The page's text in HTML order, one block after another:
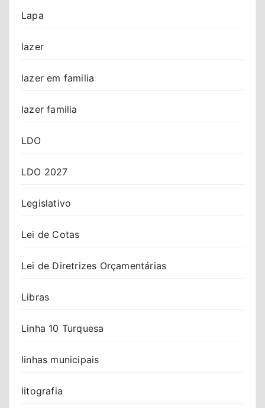
Lapa
lazer
lazer em familia
lazer familia
LDO
LDO 2027
Legislativo
Lei de Cotas
Lei de Diretrizes Orçamentárias
Libras
Linha 10 Turquesa
linhas municipais
litografia